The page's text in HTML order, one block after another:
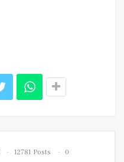
12781 Posts
0